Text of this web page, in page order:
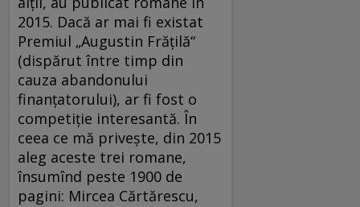
2015. Dacă ar mai fi existat
Premiul „Augustin Frăţilă“
(dispărut între timp din
cauza abandonului
finanţatorului), ar fi fost o
competiţie interesantă. În
ceea ce mă priveşte, din 2015
aleg aceste trei romane,
însumînd peste 1900 de
pagini: Mircea Cărtărescu,